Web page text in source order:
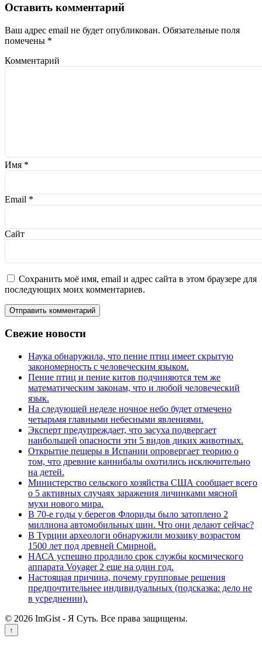
Оставить комментарий
Ваш адрес email не будет опубликован. Обязательные поля
помечены *
Комментарий
Имя *
Email *
Сайт
Сохранить моё имя, email и адрес сайта в этом браузере для
последующих моих комментариев.
Отправить комментарий
Свежие новости
Наука обнаружила, что пение птиц имеет скрытую
закономерность с человеческим языком.
Пение птиц и пение китов подчиняются тем же
математическим законам, что и любой человеческий
язык.
На следующей неделе ночное небо будет отмечено
четырьмя главными небесными явлениями.
Эксперт предупреждает, что засуха подвергает
наибольшей опасности эти 5 видов диких животных.
Открытие пещеры в Испании опровергает теорию о
том, что древние каннибалы охотились исключительно
на детей.
Министерство сельского хозяйства США сообщает всего
о 5 активных случаях заражения личинками мясной
мухи нового мира.
В 70-е годы у берегов Флориды было затоплено 2
миллиона автомобильных шин. Что они делают сейчас?
В Турции археологи обнаружили мозаику возрастом
1500 лет под древней Смирной.
НАСА успешно продлило срок службы космического
аппарата Voyager 2 еще на один год.
Настоящая причина, почему групповые решения
предпочтительнее индивидуальных (подсказка: дело не
в усреднении).
© 2026 ImGist - Я Суть. Все права защищены.
↑